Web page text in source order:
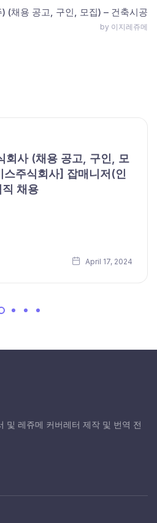
(채용 공고, 구인, 모집) – 건축시공
by 이지레쥬메
회사 (채용 공고, 구인, 모
주식회사] 잡매니저(인
채용
April 17, 2024
및 레쥬메 커버레터 제작 및 번역 전